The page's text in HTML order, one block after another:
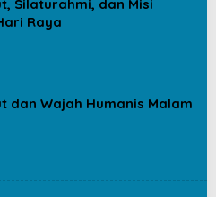
Silaturahmi, dan Misi
Raya
dan Wajah Humanis Malam